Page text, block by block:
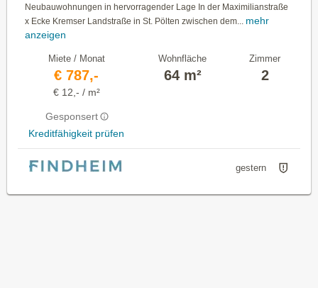
Neubauwohnungen in hervorragender Lage In der Maximilianstraße
x Ecke Kremser Landstraße in St. Pölten zwischen dem...
mehr
anzeigen
Miete / Monat
€ 787,-
€ 12,- / m²
Gesponsert
Kreditfähigkeit prüfen
Wohnfläche
64 m²
Zimmer
2
gestern